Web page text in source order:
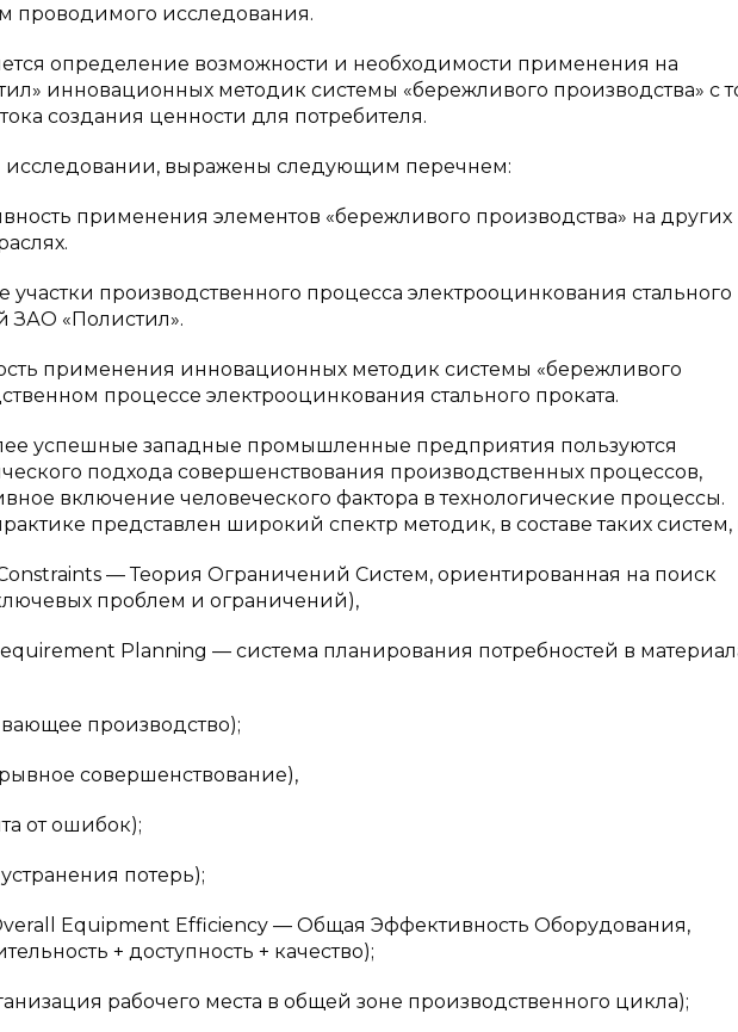
проводимого исследования.
определение возможности и необходимости применения на
инновационных методик системы «бережливого производства» с
создания ценности для потребителя.
исследовании, выражены следующим перечнем:
применения элементов «бережливого производства» на других
производственного процесса электрооцинкования стального
ЗАО «Полистил».
применения инновационных методик системы «бережливого
процессе электрооцинкования стального проката.
успешные западные промышленные предприятия пользуются
подхода совершенствования производственных процессов,
включение человеческого фактора в технологические процессы.
представлен широкий спектр методик, в составе таких систем,
— Теория Ограничений Систем, ориентированная на поиск
проблем и ограничений),
Planning — система планирования потребностей в
производство);
совершенствование),
ошибок);
потерь);
Equipment Efficiency — Общая Эффективность Оборудования,
+ доступность + качество);
рабочего места в общей зоне производственного цикла);